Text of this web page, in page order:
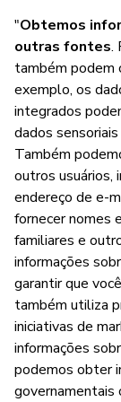
"Obtemos
outras fontes.
também podem
exemplo, os
integrados
dados
Também
outros usuários,
endereço de e-
fornecer nomes
familiares e
informações
garantir que
também utiliza
iniciativas de
informações
podemos obter
governamentais